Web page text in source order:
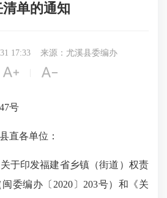
清单的通知
17:33 来源：尤溪县委编办
 
号
直各单位：
印发福建省乡镇（街道）权责
委编办〔2020〕203号）和《关